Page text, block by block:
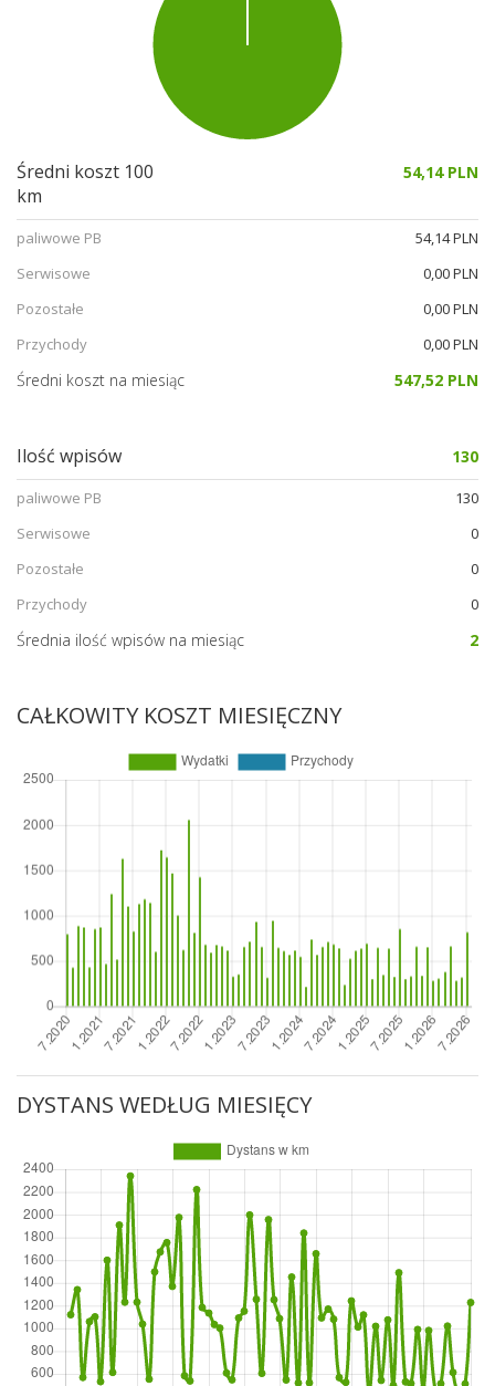
Średni koszt 100
km
54,14 PLN
paliwowe PB
54,14 PLN
Serwisowe
0,00 PLN
Pozostałe
0,00 PLN
Przychody
0,00 PLN
Średni koszt na miesiąc 547,52 PLN
Ilość wpisów 130
paliwowe PB
130
Serwisowe
0
Pozostałe
0
Przychody
0
Średnia ilość wpisów na miesiąc 2
CAŁKOWITY KOSZT MIESIĘCZNY
DYSTANS WEDŁUG MIESIĘCY